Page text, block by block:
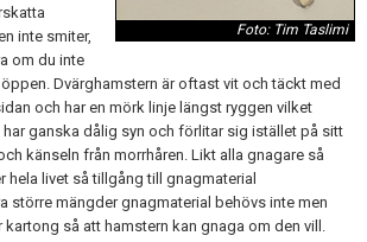
Foto: Tim Taslimi
inte smiter,
om du inte
Dvärghamstern är oftast vit och täckt med
och har en mörk linje längst ryggen vilket
har ganska dålig syn och förlitar sig istället på sitt
känseln från morrhåren. Likt alla gnagare så
hela livet så tillgång till gnagmaterial
större mängder gnagmaterial behövs inte men
kartong så att hamstern kan gnaga om den vill.